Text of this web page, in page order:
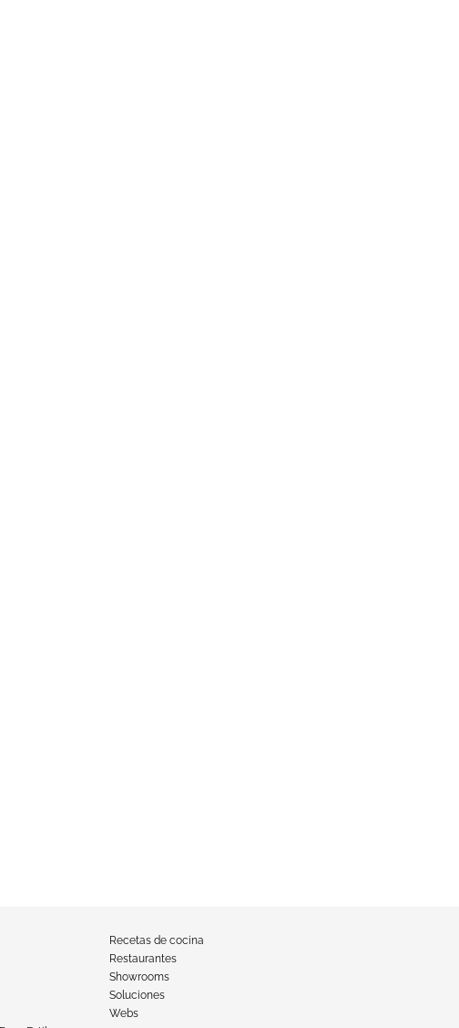
Recetas de cocina
Restaurantes
Showrooms
Soluciones
Webs